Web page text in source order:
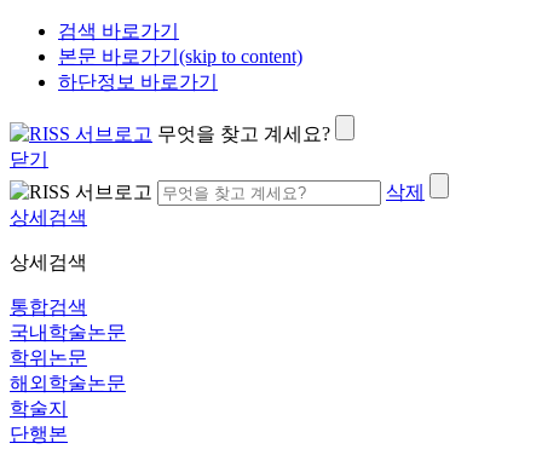
검색 바로가기
본문 바로가기(skip to content)
하단정보 바로가기
무엇을 찾고 계세요?
닫기
삭제
상세검색
상세검색
통합검색
국내학술논문
학위논문
해외학술논문
학술지
단행본